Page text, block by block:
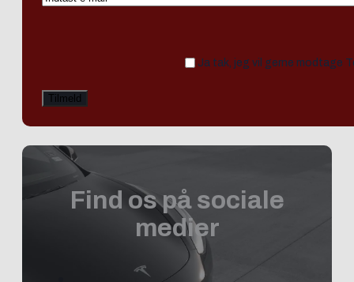
Ja tak, jeg vil gerne modtage
Find os på sociale
medier